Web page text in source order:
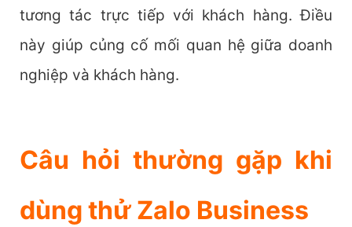
tương tác trực tiếp với khách hàng. Điều
này giúp củng cố mối quan hệ giữa doanh
nghiệp và khách hàng.
Câu hỏi thường gặp khi
dùng thử Zalo Business